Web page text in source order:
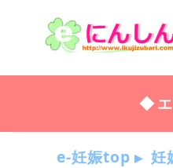
e-妊娠top 妊